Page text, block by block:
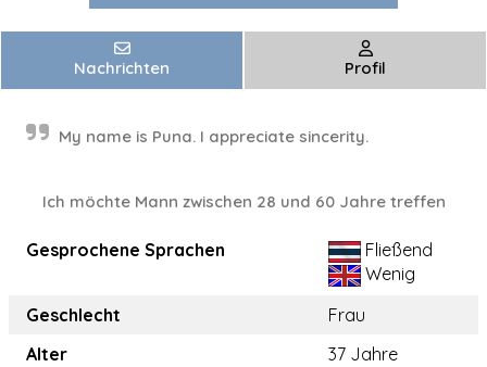
Nachrichten Profil
My name is Puna. I appreciate sincerity.
Ich möchte Mann zwischen 28 und 60 Jahre treffen
Gesprochene Sprachen
Fließend
Wenig
Geschlecht
Frau
Alter
37 Jahre